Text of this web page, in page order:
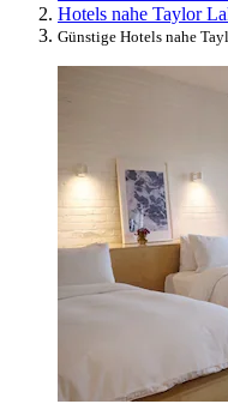
Hotels nahe Taylor
Günstige Hotels nahe